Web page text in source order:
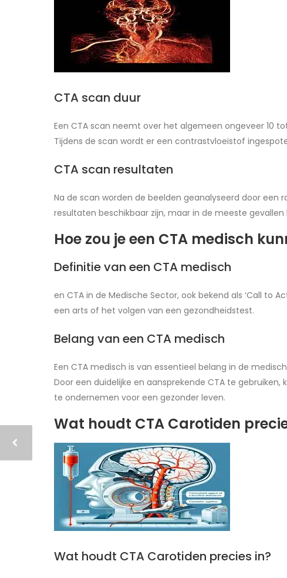
CTA scan duur
Een CTA scan neemt over het algemeen ongeveer 10
Tijdens de scan wordt er een contrastvloeistof
CTA scan resultaten
Na de scan worden de beelden geanalyseerd door
resultaten beschikbaar zijn, maar in de meeste
Hoe zou je een CTA medisch
Definitie van een CTA medisch
en CTA in de Medische Sector, ook bekend als ‘Call
een arts of het volgen van een gezondheidstest.
Belang van een CTA medisch
Een CTA medisch is van essentieel belang in de
Door een duidelijke en aansprekende CTA te
te ondernemen voor een gezonder leven.
Wat houdt CTA Carotiden
Wat houdt CTA Carotiden precies in?